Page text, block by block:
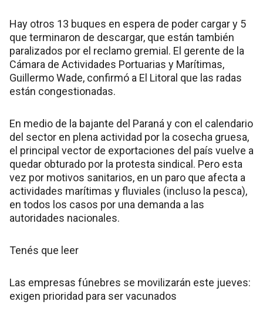
Hay otros 13 buques en espera de poder cargar y 5
que terminaron de descargar, que están también
paralizados por el reclamo gremial. El gerente de la
Cámara de Actividades Portuarias y Marítimas,
Guillermo Wade, confirmó a El Litoral que las radas
están congestionadas.
En medio de la bajante del Paraná y con el calendario
del sector en plena actividad por la cosecha gruesa,
el principal vector de exportaciones del país vuelve a
quedar obturado por la protesta sindical. Pero esta
vez por motivos sanitarios, en un paro que afecta a
actividades marítimas y fluviales (incluso la pesca),
en todos los casos por una demanda a las
autoridades nacionales.
Tenés que leer
Las empresas fúnebres se movilizarán este jueves:
exigen prioridad para ser vacunados